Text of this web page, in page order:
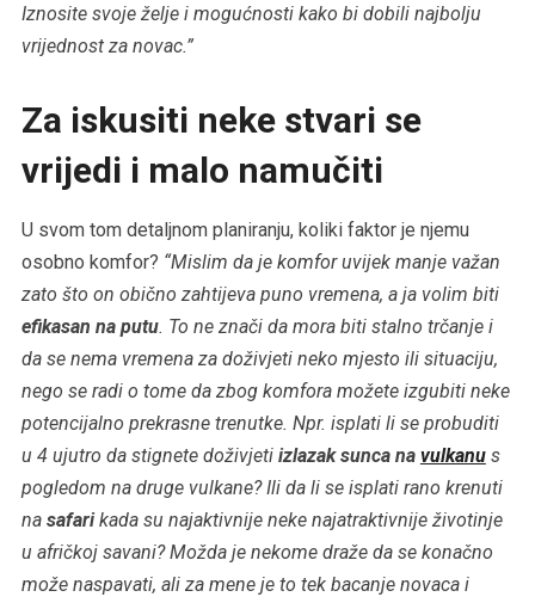
Iznosite svoje želje i mogućnosti kako bi dobili najbolju
vrijednost za novac.”
Za iskusiti neke stvari se
vrijedi i malo namučiti
U svom tom detaljnom planiranju, koliki faktor je njemu
osobno komfor? “Mislim da je komfor uvijek manje važan
zato što on obično zahtijeva puno vremena, a ja volim biti
efikasan na putu. To ne znači da mora biti stalno trčanje i
da se nema vremena za doživjeti neko mjesto ili situaciju,
nego se radi o tome da zbog komfora možete izgubiti neke
potencijalno prekrasne trenutke. Npr. isplati li se probuditi
u 4 ujutro da stignete doživjeti izlazak sunca na vulkanus
pogledom na druge vulkane? Ili da li se isplati rano krenuti
na safarikada su najaktivnije neke najatraktivnije životinje
u afričkoj savani? Možda je nekome draže da se konačno
može naspavati, ali za mene je to tek bacanje novaca i